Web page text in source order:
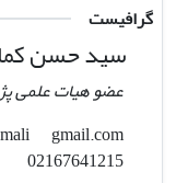
گرافیست
سید حسن
عضو هیات علمی
gmail.com